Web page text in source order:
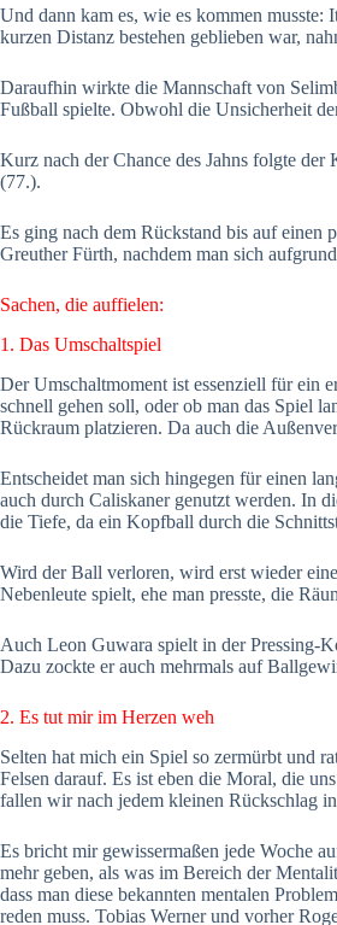
Und dann kam es, wie es kommen
kurzen Distanz bestehen geblieben war,
Daraufhin wirkte die Mannschaft von
Fußball spielte. Obwohl die Unsicherheit
Kurz nach der Chance des Jahns folgte
(77.).
Es ging nach dem Rückstand bis auf einen
Greuther Fürth, nachdem man sich
Sachen, die auffielen:
1. Das Umschaltspiel
Der Umschaltmoment ist essenziell für ein
schnell gehen soll, oder ob man das Spiel
Rückraum platzieren. Da auch die
Entscheidet man sich hingegen für einen
auch durch Caliskaner genutzt werden. In
die Tiefe, da ein Kopfball durch die
Wird der Ball verloren, wird erst wieder
Nebenleute spielt, ehe man presste, die
Auch Leon Guwara spielt in der Pressing-
Dazu zockte er auch mehrmals auf
2. Es tut mir im Herzen weh
Selten hat mich ein Spiel so zermürbt und
Felsen darauf. Es ist eben die Moral, die
fallen wir nach jedem kleinen Rückschlag
Es bricht mir gewissermaßen jede Woche
mehr geben, als was im Bereich der
dass man diese bekannten mentalen
reden muss. Tobias Werner und vorher